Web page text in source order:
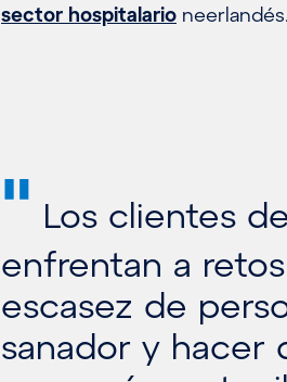
sector hospitalario neerlandés.
" Los clientes
enfrentan a
escasez de
sanador y hacer